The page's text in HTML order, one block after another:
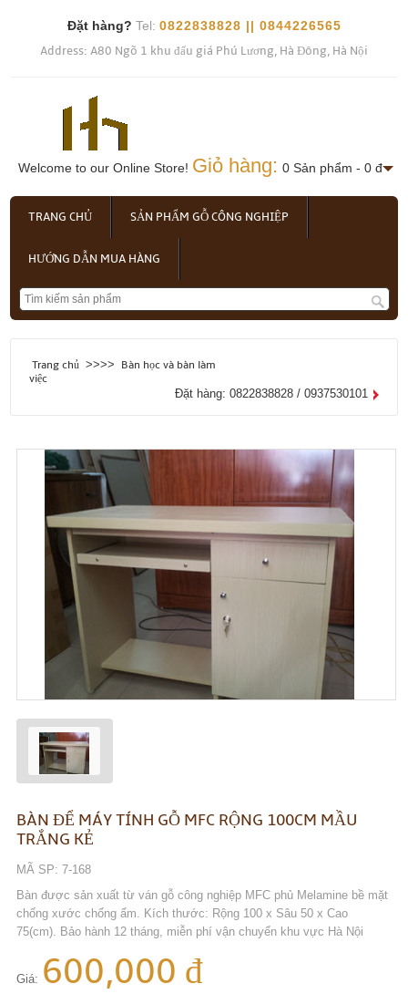
Đặt hàng? Tel: 0822838828 || 0844226565
Address: A80 Ngõ 1 khu đấu giá Phú Lương, Hà Đông, Hà Nội
Welcome to our Online Store! Giỏ hàng: 0 Sản phẩm - 0 đ
TRANG CHỦ SẢN PHẨM GỖ CÔNG NGHIỆP
HƯỚNG DẪN MUA HÀNG
Trang chủ >>>>
Bàn học và bàn làm
việc
Đặt hàng: 0822838828 / 0937530101
BÀN ĐỂ MÁY TÍNH GỖ MFC RỘNG 100CM MẦU
TRẮNG KẺ
MÃ SP: 7-168
Bàn được sản xuất từ ván gỗ công nghiệp MFC phủ Melamine bề mặt
chống xước chống ẩm. Kích thước: Rộng 100 x Sâu 50 x Cao
75(cm). Bảo hành 12 tháng, miễn phí vận chuyển khu vực Hà Nội
Giá: 600,000 đ